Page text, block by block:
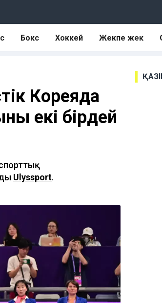
Бокс Хоккей Жекпе жек
Кореяда
екі бірдей
Ulyssport.